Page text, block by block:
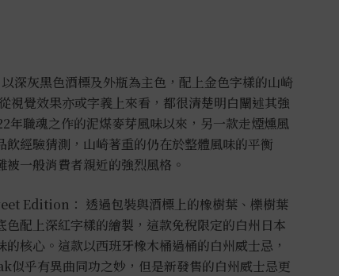
灰黑色酒標及外瓶為主色，配上金色字樣的山崎
覺效果亦或字義上來看，都很清楚明白闡述其強
年職魂之作的泥煤麥芽風味以來，另一款走煙燻風
經驗猜測，山崎著重的仍在於整體風味的平衡
一般消費者親近的強烈風格。
Edition： 透過包裝與酒標上的橡樹葉、櫟樹葉
配上深紅字樣的繪製，這款免稅限定的白州日本
核心。這款以西班牙橡木桶過桶的白州威士忌，
似乎有異曲同功之妙，但是新發售的白州威士忌更